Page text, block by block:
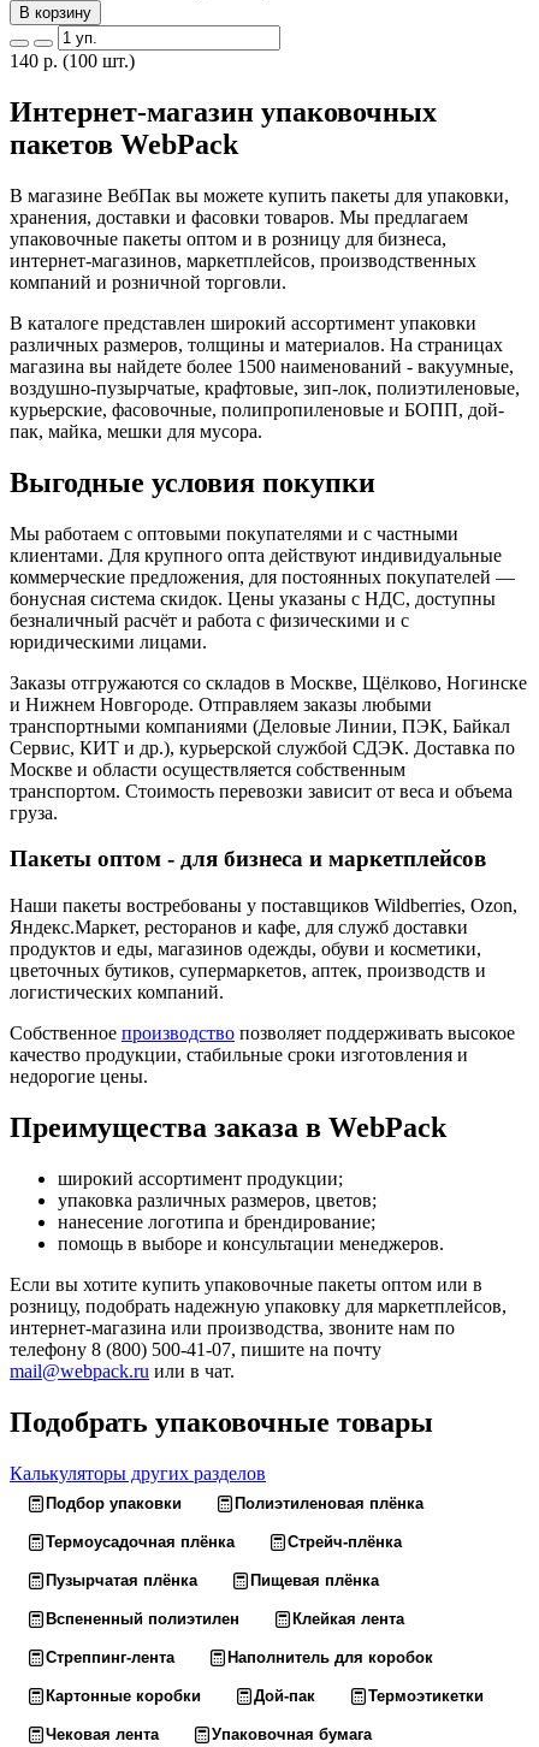
В корзину
140 р. (100 шт.)
Интернет-магазин упаковочных
пакетов WebPack
В магазине ВебПак вы можете купить пакеты для упаковки,
хранения, доставки и фасовки товаров. Мы предлагаем
упаковочные пакеты оптом и в розницу для бизнеса,
интернет-магазинов, маркетплейсов, производственных
компаний и розничной торговли.
В каталоге представлен широкий ассортимент упаковки
различных размеров, толщины и материалов. На страницах
магазина вы найдете более 1500 наименований - вакуумные,
воздушно-пузырчатые, крафтовые, зип-лок, полиэтиленовые,
курьерские, фасовочные, полипропиленовые и БОПП, дой-
пак, майка, мешки для мусора.
Выгодные условия покупки
Мы работаем с оптовыми покупателями и с частными
клиентами. Для крупного опта действуют индивидуальные
коммерческие предложения, для постоянных покупателей —
бонусная система скидок. Цены указаны с НДС, доступны
безналичный расчёт и работа с физическими и с
юридическими лицами.
Заказы отгружаются со складов в Москве, Щёлково, Ногинске
и Нижнем Новгороде. Отправляем заказы любыми
транспортными компаниями (Деловые Линии, ПЭК, Байкал
Сервис, КИТ и др.), курьерской службой СДЭК. Доставка по
Москве и области осуществляется собственным
транспортом. Стоимость перевозки зависит от веса и объема
груза.
Пакеты оптом - для бизнеса и маркетплейсов
Наши пакеты востребованы у поставщиков Wildberries, Ozon,
Яндекс.Маркет, ресторанов и кафе, для служб доставки
продуктов и еды, магазинов одежды, обуви и косметики,
цветочных бутиков, супермаркетов, аптек, производств и
логистических компаний.
Собственное производство позволяет поддерживать высокое
качество продукции, стабильные сроки изготовления и
недорогие цены.
Преимущества заказа в WebPack
широкий ассортимент продукции;
упаковка различных размеров, цветов;
нанесение логотипа и брендирование;
помощь в выборе и консультации менеджеров.
Если вы хотите купить упаковочные пакеты оптом или в
розницу, подобрать надежную упаковку для маркетплейсов,
интернет-магазина или производства, звоните нам по
телефону 8 (800) 500-41-07, пишите на почту
mail@webpack.ru или в чат.
Подобрать упаковочные товары
Калькуляторы других разделов
Подбор упаковки Полиэтиленовая плёнка
Термоусадочная плёнка Стрейч-плёнка
Пузырчатая плёнка Пищевая плёнка
Вспененный полиэтилен Клейкая лента
Стреппинг-лента Наполнитель для коробок
Картонные коробки Дой-пак Термоэтикетки
Чековая лента Упаковочная бумага